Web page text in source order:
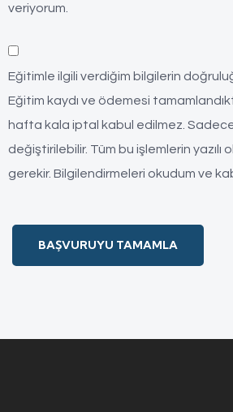
veriyorum.
Eğitimle ilgili verdiğim bilgilerin
Eğitim kaydı ve ödemesi
hafta kala iptal kabul edilmez. Sadece
değiştirilebilir. Tüm bu işlemlerin yazılı
gerekir. Bilgilendirmeleri okudum ve
BAŞVURUYU TAMAMLA